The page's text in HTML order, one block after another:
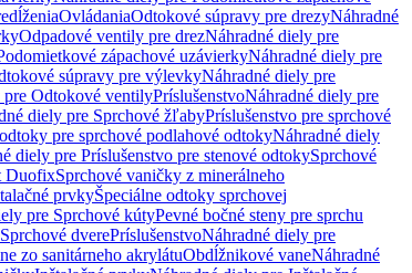
OvládaniaOdtokové súpravy pre drezyNáhradné
Odpadové ventily pre drezNáhradné diely pre
zápachové uzávierkyNáhradné diely pre
súpravy pre výlevkyNáhradné diely pre
pre Odtokové ventilyPríslušenstvoNáhradné diely pre
diely pre Sprchové žľabyPríslušenstvo pre sprchové
pre sprchové podlahové odtokyNáhradné diely
diely pre Príslušenstvo pre stenové odtokySprchové
DuofixSprchové vaničky z minerálneho
prvkyŠpeciálne odtoky sprchovej
pre Sprchové kútyPevné bočné steny pre sprchu
dverePríslušenstvoNáhradné diely pre
zo sanitárneho akrylátuObdĺžnikové vaneNáhradné